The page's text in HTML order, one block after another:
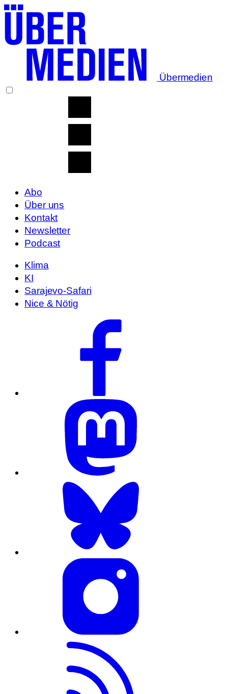
Übermedien
Abo
Über uns
Kontakt
Newsletter
Podcast
Klima
KI
Sarajevo-Safari
Nice & Nötig